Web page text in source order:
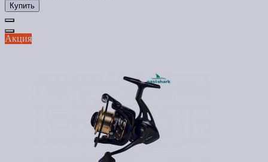
Купить
Акция